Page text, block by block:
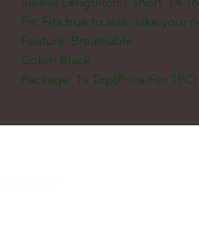
Fit: Fits true to size, take your
Feature: Breathable
Color: Black
Package: 1x Top(Price For 1PC)